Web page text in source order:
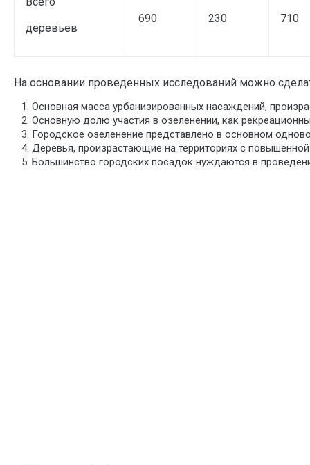
деревьев
690 230 710
На основании проведенных исследований можно
Основная масса урбанизированных насаждений,
Основную долю участия в озеленении, как
Городское озеленение представлено в основном
Деревья, произрастающие на территориях с
Большинство городских посадок нуждаются в